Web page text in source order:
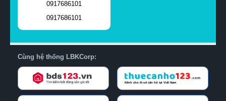
0917686101
0917686101
Cùng hệ thống LBKCorp: